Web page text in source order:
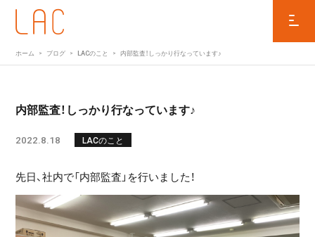
ホーム ブログ LACのこと 内部監査！しっかり行なっています♪
内部監査！しっかり行なっています♪
2022.8.18 LACのこと
先日、社内で「内部監査」を行いました！